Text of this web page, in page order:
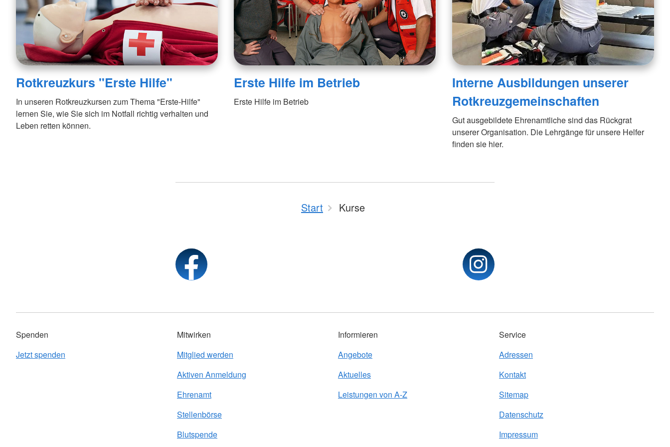
Rotkreuzkurs "Erste Hilfe"
In unseren Rotkreuzkursen zum Thema "Erste-Hilfe"
lernen Sie, wie Sie sich im Notfall richtig verhalten und
Leben retten können.
Erste Hilfe im Betrieb
Erste Hilfe im Betrieb
Interne Ausbildungen unserer
Rotkreuzgemeinschaften
Gut ausgebildete Ehrenamtliche sind das Rückgrat
unserer Organisation. Die Lehrgänge für unsere Helfer
finden sie hier.
Start Kurse
Spenden
Jetzt spenden
Mitwirken
Mitglied werden
Aktiven Anmeldung
Ehrenamt
Stellenbörse
Blutspende
Informieren
Angebote
Aktuelles
Leistungen von A-Z
Service
Adressen
Kontakt
Sitemap
Datenschutz
Impressum